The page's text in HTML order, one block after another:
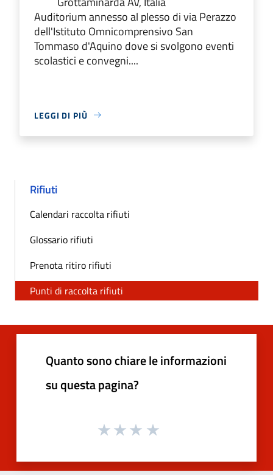
Auditorium annesso al plesso di via Perazzo
dell'Istituto Omnicomprensivo San
Tommaso d'Aquino dove si svolgono eventi
scolastici e convegni....
LEGGI DI PIÙ
Rifiuti
Calendari raccolta rifiuti
Glossario rifiuti
Prenota ritiro rifiuti
Punti di raccolta rifiuti
Quanto sono chiare le informazioni
su questa pagina?